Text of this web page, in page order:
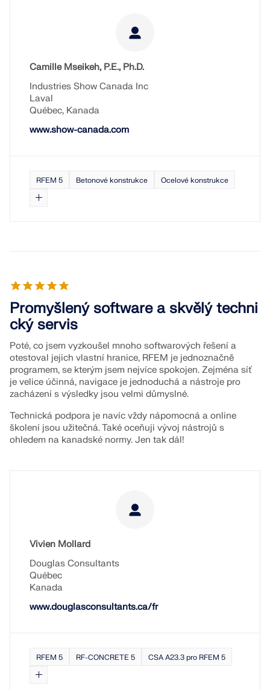
Camille Mseikeh, P.E., Ph.D.
Industries Show Canada Inc
Laval
Québec, Kanada
www.show-canada.com
RFEM 5 Betonové konstrukce Ocelové konstrukce
Promyšlený software a skvělý techni
cký servis
Poté, co jsem vyzkoušel mnoho softwarových řešení a
otestoval jejich vlastní hranice, RFEM je jednoznačně
programem, se kterým jsem nejvíce spokojen. Zejména síť
je velice účinná, navigace je jednoduchá a nástroje pro
zacházení s výsledky jsou velmi důmyslné.
Technická podpora je navíc vždy nápomocná a online
školení jsou užitečná. Také oceňuji vývoj nástrojů s
ohledem na kanadské normy. Jen tak dál!
Vivien Mollard
Douglas Consultants
Québec
Kanada
www.douglasconsultants.ca/fr
RFEM 5 RF-CONCRETE 5 CSA A23.3 pro RFEM 5